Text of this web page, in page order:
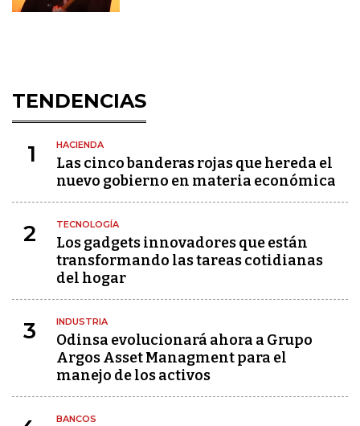
TENDENCIAS
1 HACIENDA
Las cinco banderas rojas que hereda el
nuevo gobierno en materia económica
2 TECNOLOGÍA
Los gadgets innovadores que están
transformando las tareas cotidianas
del hogar
3 INDUSTRIA
Odinsa evolucionará ahora a Grupo
Argos Asset Managment para el
manejo de los activos
BANCOS